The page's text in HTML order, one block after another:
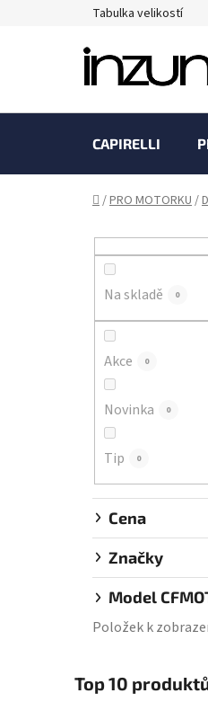
Tabulka velikostí
CAPIRELLI
Domů
/PRO MOTORKU/
Na skladě 0
Akce 0
Novinka 0
Tip 0
Cena
Značky
Model
Položek k
Top 10